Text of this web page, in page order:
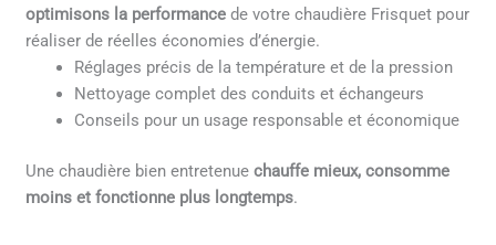
optimisons la performance de votre chaudière Frisquet pour
réaliser de réelles économies d’énergie.
Réglages précis de la température et de la pression
Nettoyage complet des conduits et échangeurs
Conseils pour un usage responsable et économique
Une chaudière bien entretenuechauffe mieux, consomme
moins et fonctionne plus longtemps.